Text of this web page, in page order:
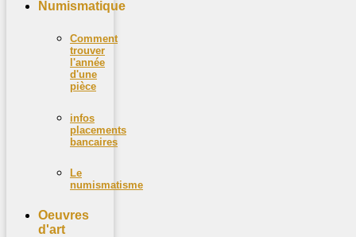
Numismatique
Comment
trouver
l'année
d'une
pièce
infos
placements
bancaires
Le
numismatisme
Oeuvres
d'art